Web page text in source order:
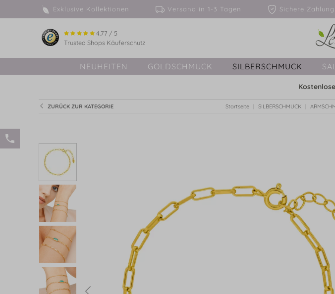
Exklusive Kollektionen Versand in 1-3 Tagen Sichere
4.77 / 5
Trusted Shops Käuferschutz
NEUHEITEN GOLDSCHMUCK SILBERSCHMUCK
ZURÜCK ZUR KATEGORIE Startseite SILBERSCHMUCK